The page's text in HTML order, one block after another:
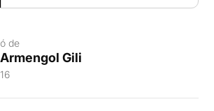
de
Gili